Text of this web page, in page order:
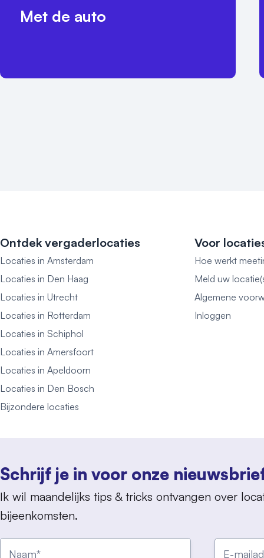
Met de auto
Ontdek vergaderlocaties
Locaties in Amsterdam
Locaties in Den Haag
Locaties in Utrecht
Locaties in Rotterdam
Locaties in Schiphol
Locaties in Amersfoort
Locaties in Apeldoorn
Locaties in Den Bosch
Bijzondere locaties
Voor
Hoe werkt
Meld uw
Algemene
Inloggen
Schrijf je in voor onze
Ik wil maandelijks tips & tricks ontvangen over
bijeenkomsten.